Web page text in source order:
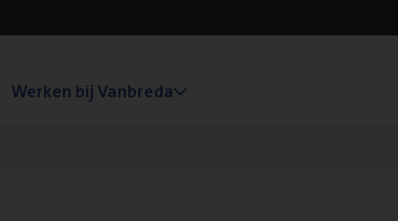
Werken bij Vanbreda